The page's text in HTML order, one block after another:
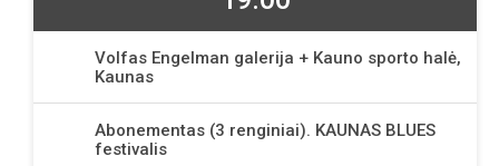
Volfas Engelman galerija + Kauno sporto halė,
Kaunas
Abonementas (3 renginiai). KAUNAS BLUES
festivalis